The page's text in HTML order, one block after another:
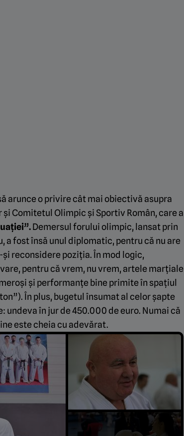
arunce o privire cât mai obiectivă asupra
Comitetul Olimpic și Sportiv Român, care a
Demersul forului olimpic, lansat prin
a fost însă unul diplomatic, pentru că nu are
reconsidere poziția. În mod logic,
pentru că vrem, nu vrem, artele marțiale
și performanțe bine primite în spațiul
În plus, bugetul însumat al celor șapte
în jur de 450.000 de euro. Numai că
este cheia cu adevărat.